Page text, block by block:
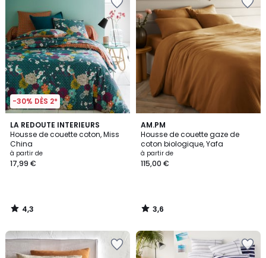
-30% DÈS 2*
LA REDOUTE INTERIEURS
Housse de couette coton, Miss
China
à partir de
17,99 €
4,3
/ 5
4,3
/
AM.PM
Housse de couette gaze de
coton biologique, Yafa
à partir de
115,00 €
3,6
/ 5
3,6
/